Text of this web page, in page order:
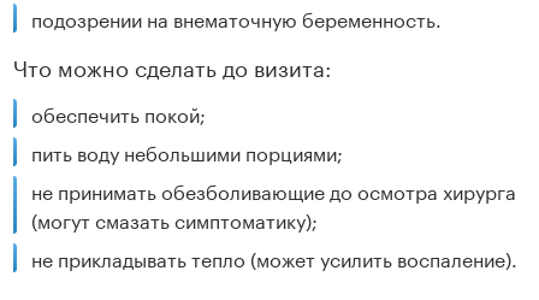
подозрении на внематочную беременность.
Что можно сделать до визита:
обеспечить покой;
пить воду небольшими порциями;
не принимать обезболивающие до осмотра хирурга
(могут смазать симптоматику);
не прикладывать тепло (может усилить воспаление).